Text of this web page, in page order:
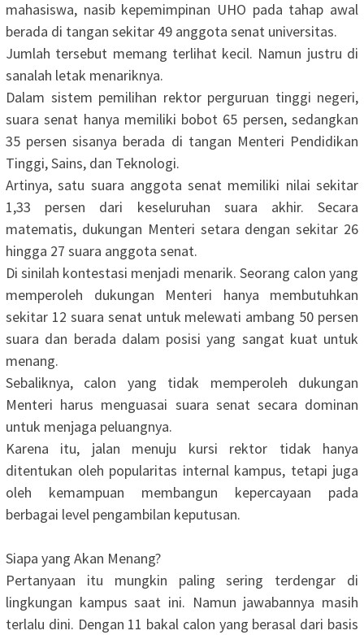
mahasiswa, nasib kepemimpinan UHO pada tahap awal
berada di tangan sekitar 49 anggota senat universitas.
‎Jumlah tersebut memang terlihat kecil. Namun justru di
sanalah letak menariknya.
‎Dalam sistem pemilihan rektor perguruan tinggi negeri,
suara senat hanya memiliki bobot 65 persen, sedangkan
35 persen sisanya berada di tangan Menteri Pendidikan
Tinggi, Sains, dan Teknologi.
‎Artinya, satu suara anggota senat memiliki nilai sekitar
1,33 persen dari keseluruhan suara akhir. Secara
matematis, dukungan Menteri setara dengan sekitar 26
hingga 27 suara anggota senat.
‎Di sinilah kontestasi menjadi menarik. Seorang calon yang
memperoleh dukungan Menteri hanya membutuhkan
sekitar 12 suara senat untuk melewati ambang 50 persen
suara dan berada dalam posisi yang sangat kuat untuk
menang.
‎Sebaliknya, calon yang tidak memperoleh dukungan
Menteri harus menguasai suara senat secara dominan
untuk menjaga peluangnya.
‎Karena itu, jalan menuju kursi rektor tidak hanya
ditentukan oleh popularitas internal kampus, tetapi juga
oleh kemampuan membangun kepercayaan pada
berbagai level pengambilan keputusan.
‎Siapa yang Akan Menang?
‎Pertanyaan itu mungkin paling sering terdengar di
lingkungan kampus saat ini. Namun jawabannya masih
terlalu dini. Dengan 11 bakal calon yang berasal dari basis